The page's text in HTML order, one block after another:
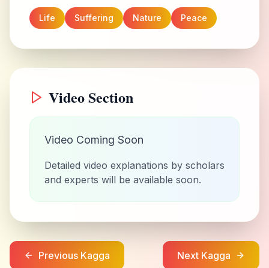
Life Suffering Nature Peace
Video Section
Video Coming Soon
Detailed video explanations by scholars
and experts will be available soon.
Previous Kagga Next Kagga